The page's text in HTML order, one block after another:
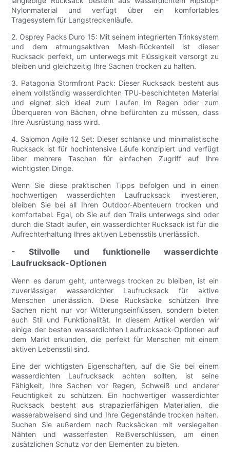
Nylonmaterial und verfügt über ein komfortables
Tragesystem für Langstreckenläufe.
2. Osprey Packs Duro 15: Mit seinem integrierten Trinksystem
und dem atmungsaktiven Mesh-Rückenteil ist dieser
Rucksack perfekt, um unterwegs mit Flüssigkeit versorgt zu
bleiben und gleichzeitig Ihre Sachen trocken zu halten.
3. Patagonia Stormfront Pack: Dieser Rucksack besteht aus
einem vollständig wasserdichten TPU-beschichteten Material
und eignet sich ideal zum Laufen im Regen oder zum
Überqueren von Bächen, ohne befürchten zu müssen, dass
Ihre Ausrüstung nass wird.
4. Salomon Agile 12 Set: Dieser schlanke und minimalistische
Rucksack ist für hochintensive Läufe konzipiert und verfügt
über mehrere Taschen für einfachen Zugriff auf Ihre
wichtigsten Dinge.
Wenn Sie diese praktischen Tipps befolgen und in einen
hochwertigen wasserdichten Laufrucksack investieren,
bleiben Sie bei all Ihren Outdoor-Abenteuern trocken und
komfortabel. Egal, ob Sie auf den Trails unterwegs sind oder
durch die Stadt laufen, ein wasserdichter Rucksack ist für die
Aufrechterhaltung Ihres aktiven Lebensstils unerlässlich.
- Stilvolle und funktionelle wasserdichte
Laufrucksack-Optionen
Wenn es darum geht, unterwegs trocken zu bleiben, ist ein
zuverlässiger wasserdichter Laufrucksack für aktive
Menschen unerlässlich. Diese Rucksäcke schützen Ihre
Sachen nicht nur vor Witterungseinflüssen, sondern bieten
auch Stil und Funktionalität. In diesem Artikel werden wir
einige der besten wasserdichten Laufrucksack-Optionen auf
dem Markt erkunden, die perfekt für Menschen mit einem
aktiven Lebensstil sind.
Eine der wichtigsten Eigenschaften, auf die Sie bei einem
wasserdichten Laufrucksack achten sollten, ist seine
Fähigkeit, Ihre Sachen vor Regen, Schweiß und anderer
Feuchtigkeit zu schützen. Ein hochwertiger wasserdichter
Rucksack besteht aus strapazierfähigen Materialien, die
wasserabweisend sind und Ihre Gegenstände trocken halten.
Suchen Sie außerdem nach Rucksäcken mit versiegelten
Nähten und wasserfesten Reißverschlüssen, um einen
zusätzlichen Schutz vor den Elementen zu bieten.